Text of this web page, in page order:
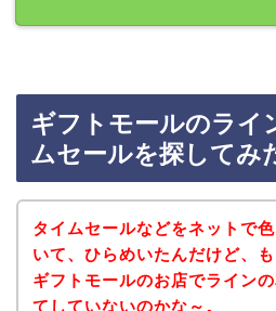
ギフトモールのライ
ムセールを探してみ
タイムセールなどをネットで
いて、ひらめいたんだけど、も
ギフトモールのお店でライン
てしていないのかな～。